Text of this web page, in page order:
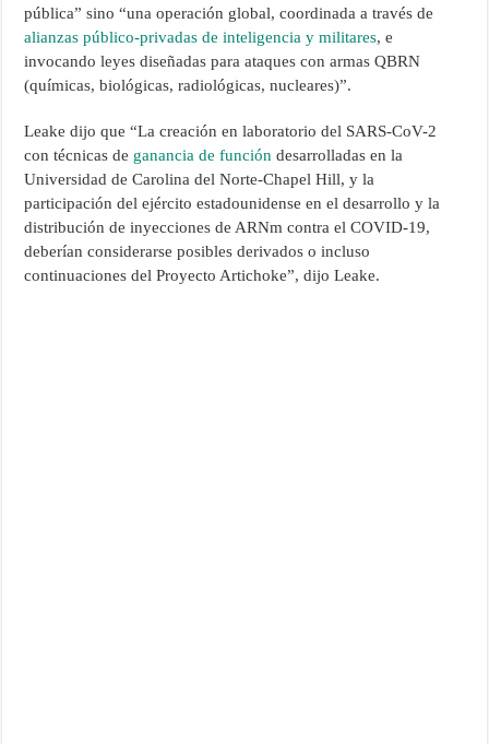
pública” sino “una operación global, coordinada a través de
alianzas público-privadas de inteligencia y militares, e
invocando leyes diseñadas para ataques con armas QBRN
(químicas, biológicas, radiológicas, nucleares)”.
Leake dijo que “La creación en laboratorio del SARS-CoV-2
con técnicas de ganancia de función desarrolladas en la
Universidad de Carolina del Norte-Chapel Hill, y la
participación del ejército estadounidense en el desarrollo y la
distribución de inyecciones de ARNm contra el COVID-19,
deberían considerarse posibles derivados o incluso
continuaciones del Proyecto Artichoke”, dijo Leake.